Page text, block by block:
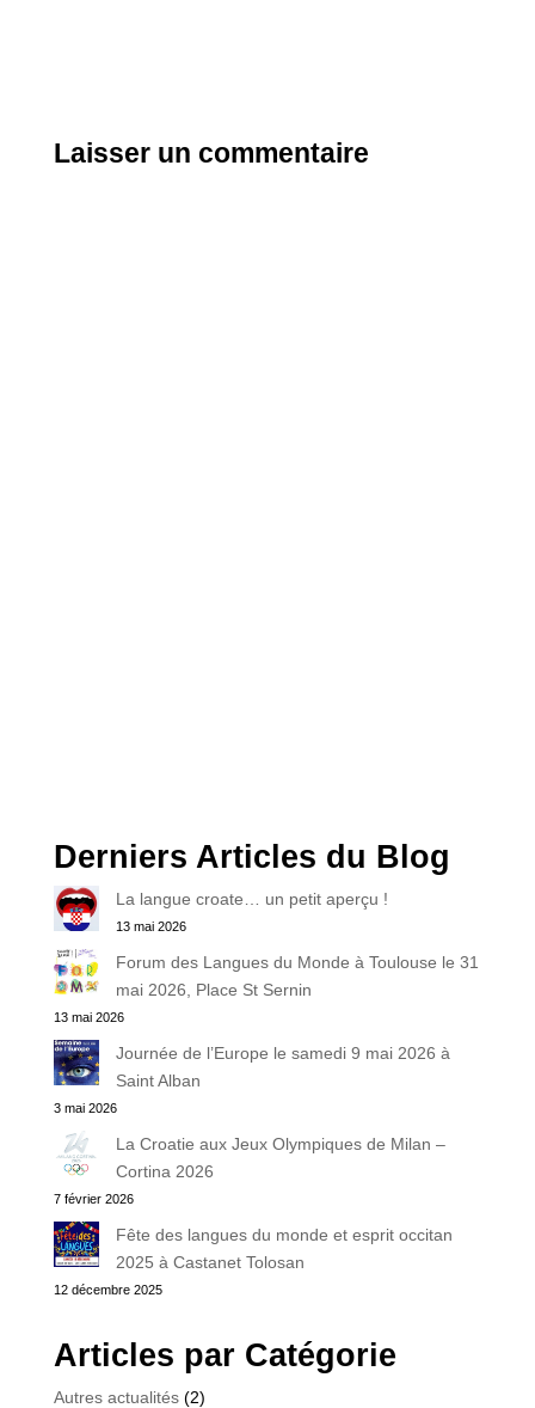
Laisser un commentaire
Derniers Articles du Blog
La langue croate… un petit aperçu !
13 mai 2026
Forum des Langues du Monde à Toulouse le 31
mai 2026, Place St Sernin
13 mai 2026
Journée de l’Europe le samedi 9 mai 2026 à
Saint Alban
3 mai 2026
La Croatie aux Jeux Olympiques de Milan –
Cortina 2026
7 février 2026
Fête des langues du monde et esprit occitan
2025 à Castanet Tolosan
12 décembre 2025
Articles par Catégorie
Autres actualités(2)